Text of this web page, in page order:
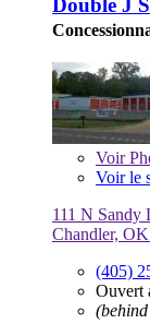
Double J
Voir
Voir le
111 N Sandy
Chandler,
(405)
Ouvert